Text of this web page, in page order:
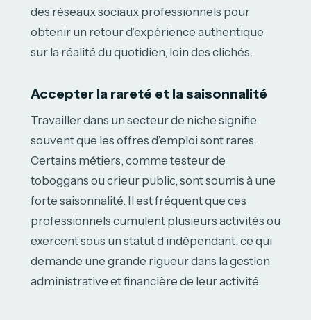
des réseaux sociaux professionnels pour
obtenir un retour d’expérience authentique
sur la réalité du quotidien, loin des clichés.
Accepter la rareté et la saisonnalité
Travailler dans un secteur de niche signifie
souvent que les offres d’emploi sont rares.
Certains métiers, comme testeur de
toboggans ou crieur public, sont soumis à une
forte saisonnalité. Il est fréquent que ces
professionnels cumulent plusieurs activités ou
exercent sous un statut d’indépendant, ce qui
demande une grande rigueur dans la gestion
administrative et financière de leur activité.